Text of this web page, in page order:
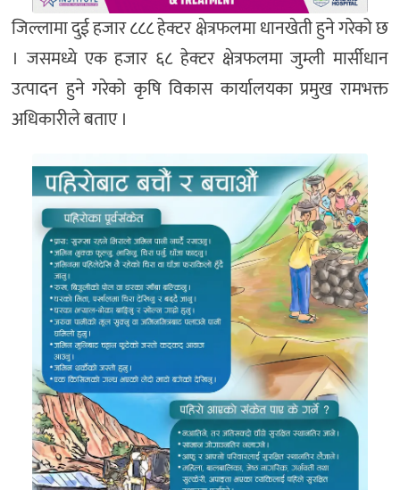
जिल्लामा दुई हजार ८८८ हेक्टर क्षेत्रफलमा धानखेती हुने गरेको छ
। जसमध्ये एक हजार ६८ हेक्टर क्षेत्रफलमा जुम्ली मार्सीधान
उत्पादन हुने गरेको कृषि विकास कार्यालयका प्रमुख रामभक्त
अधिकारीले बताए ।